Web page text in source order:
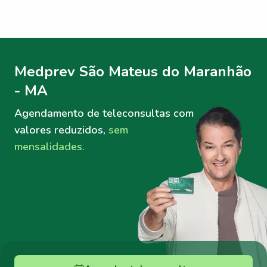
Medprev São Mateus do Maranhão
- MA
Agendamento de teleconsultas com
valores reduzidos, sem
mensalidades.